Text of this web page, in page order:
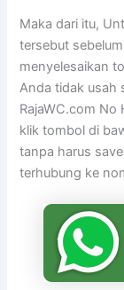
Maka dari itu,
tersebut
menyelesaikan
Anda tidak usah
RajaWC.com
klik tombol di
tanpa harus
terhubung ke